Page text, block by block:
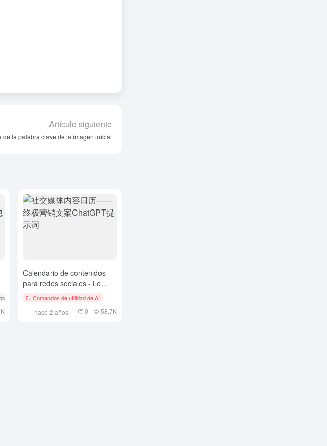
Artículo siguiente
de la palabra clave de la imagen inicial
jailbreak
Calendario de contenidos
para redes sociales - Lo
último en textos de
Comandos de utilidad de AI
hace 2 años 0 58.7K